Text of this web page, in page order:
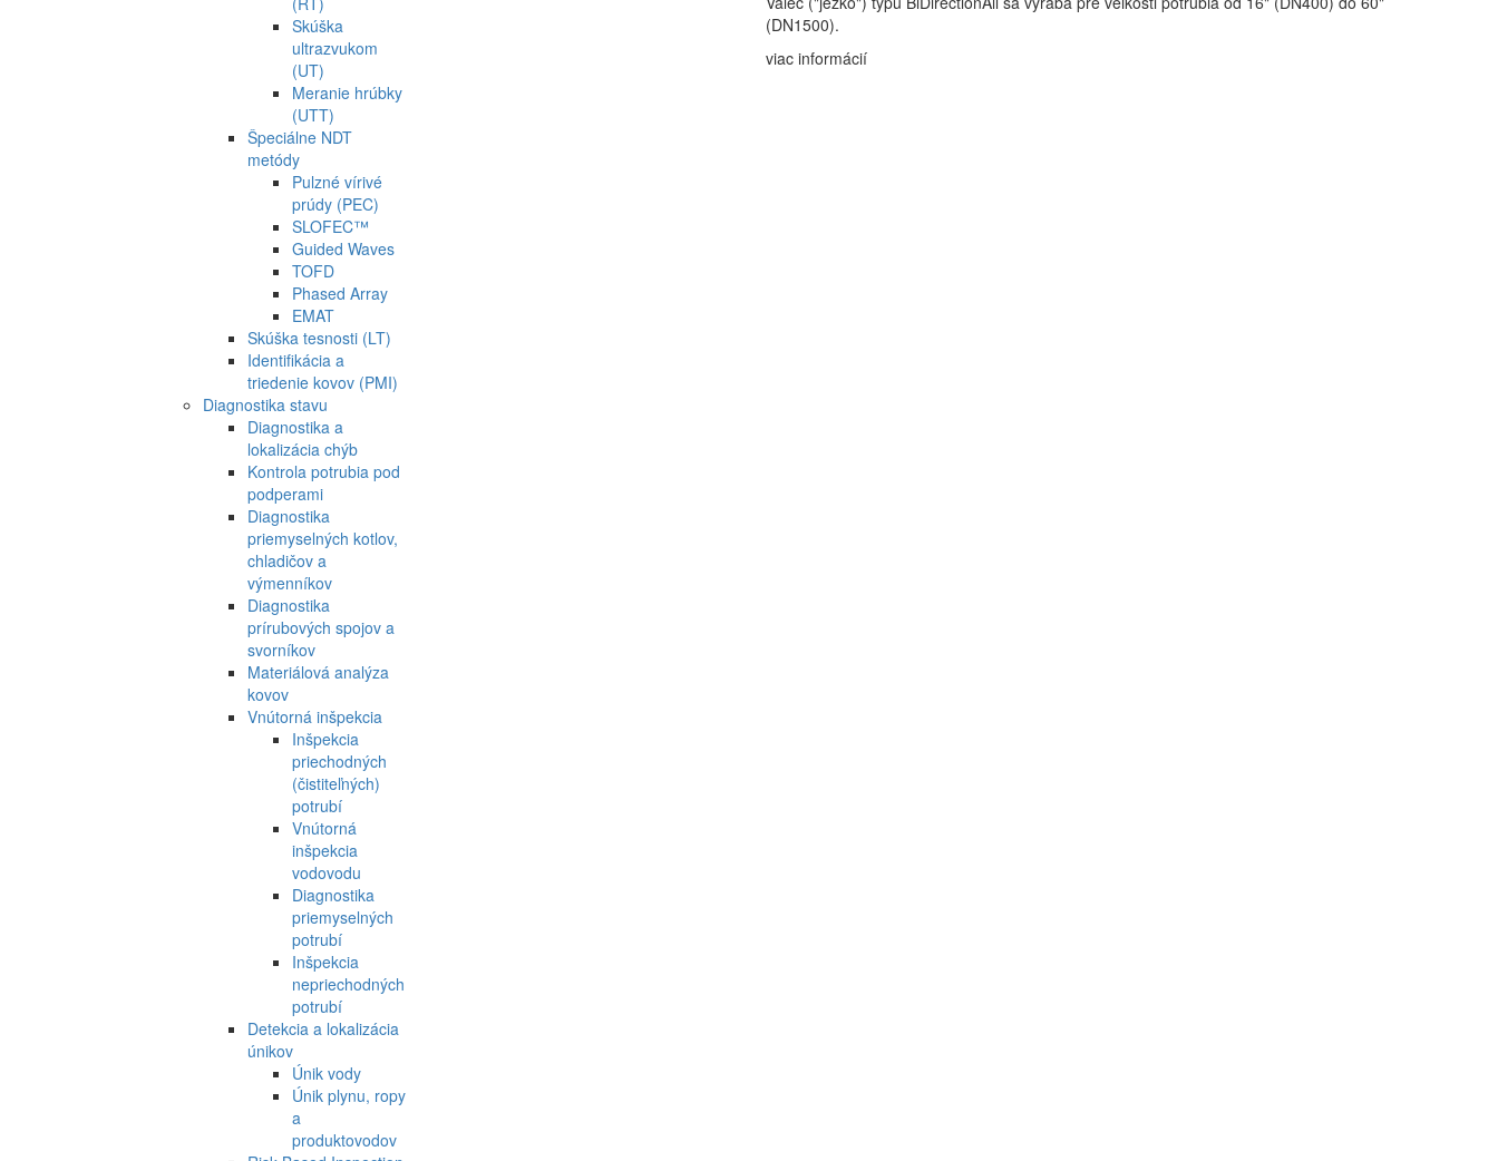
Skúška
ultrazvukom
(UT)
Meranie hrúbky
(UTT)
Špeciálne NDT
metódy
Pulzné vírivé
prúdy (PEC)
SLOFEC™
Guided Waves
TOFD
Phased Array
EMAT
Skúška tesnosti (LT)
Identifikácia a
triedenie kovov (PMI)
Diagnostika stavu
Diagnostika a
lokalizácia chýb
Kontrola potrubia pod
podperami
Diagnostika
priemyselných kotlov,
chladičov a
výmenníkov
Diagnostika
prírubových spojov a
svorníkov
Materiálová analýza
kovov
Vnútorná inšpekcia
Inšpekcia
priechodných
(čistiteľných)
potrubí
Vnútorná
inšpekcia
vodovodu
Diagnostika
priemyselných
potrubí
Inšpekcia
nepriechodných
potrubí
Detekcia a lokalizácia
únikov
Únik vody
Únik plynu, ropy
a
produktovodov
(DN1500).
viac informácií